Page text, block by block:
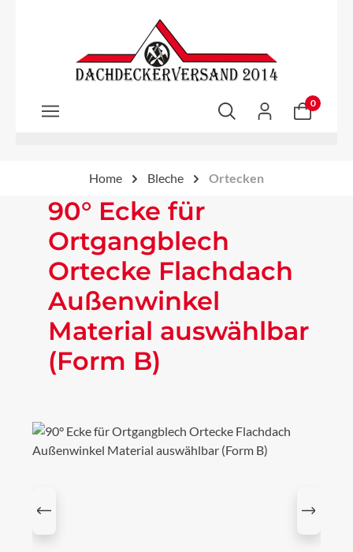
Zum Hauptinhalt springen
0
Home Bleche Ortecken
90° Ecke für
Ortgangblech
Ortecke Flachdach
Außenwinkel
Material auswählbar
(Form B)
Bildergalerie überspringen